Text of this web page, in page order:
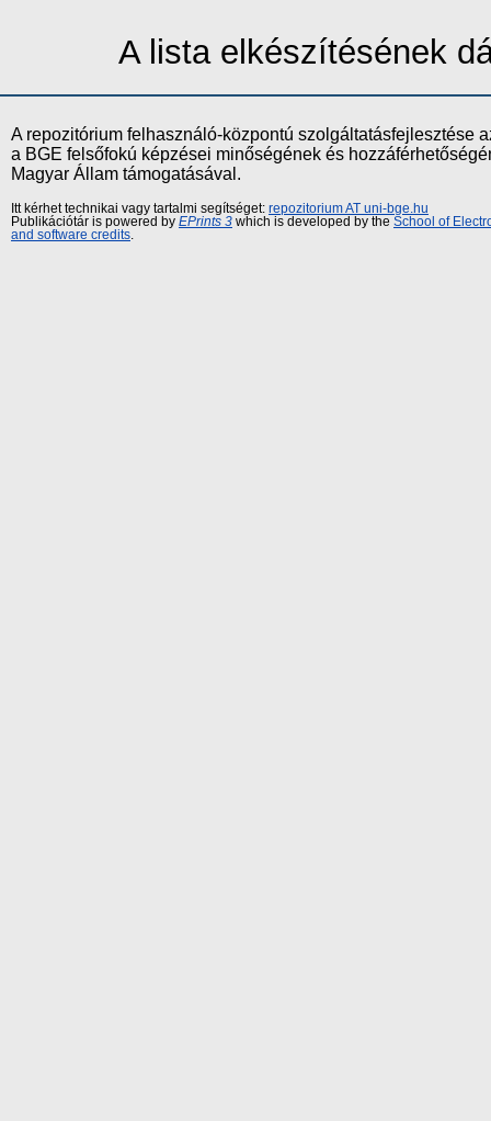
A lista elkészítésének
A repozitórium felhasználó-központú szolgáltatásfejlesztése
a BGE felsőfokú képzései minőségének és
Magyar Állam támogatásával.
Itt kérhet technikai vagy tartalmi segítséget: repozitorium AT uni-bge.hu
Publikációtár is powered by EPrints 3 which is developed by the School of
and software credits